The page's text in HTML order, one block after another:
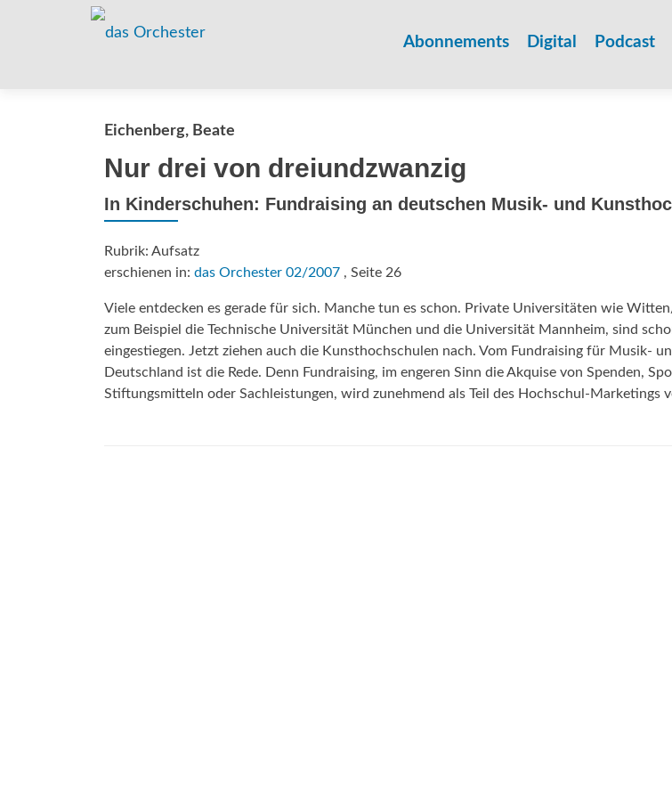
Abonnements Digital Podcast
Eichenberg, Beate
Nur drei von dreiundzwanzig
In Kinderschuhen: Fundraising an deutschen Musik- und
Rubrik: Aufsatz
erschienen in: das Orchester 02/2007 , Seite 26
Viele entdecken es gerade für sich. Manche tun es schon. Private Universitäten wie
zum Beispiel die Technische Universität München und die Universität Mannheim, sind
eingestiegen. Jetzt ziehen auch die Kunsthochschulen nach. Vom Fundraising für Musik-
Deutschland ist die Rede. Denn Fundraising, im engeren Sinn die Akquise von Spenden,
Stiftungsmitteln oder Sachleistungen, wird zunehmend als Teil des Hochschul-Marketings